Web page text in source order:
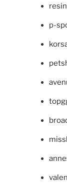
p-